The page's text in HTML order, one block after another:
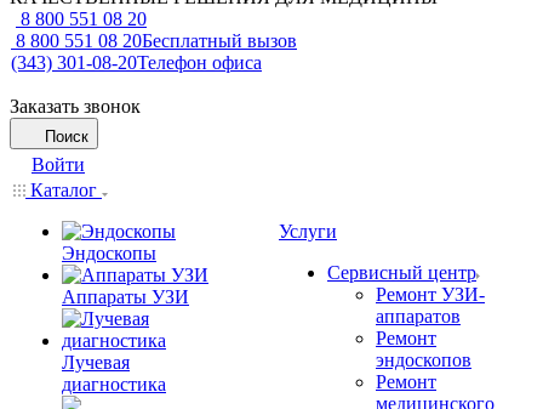
8 800 551 08 20
8 800 551 08 20Бесплатный вызов
(343) 301-08-20Телефон офиса
Заказать звонок
Поиск
Войти
Каталог
Эндоскопы
Аппараты УЗИ
Лучевая
диагностика
Услуги
Сервисный центр
Ремонт УЗИ-
аппаратов
Ремонт
эндоскопов
Ремонт
медицинского